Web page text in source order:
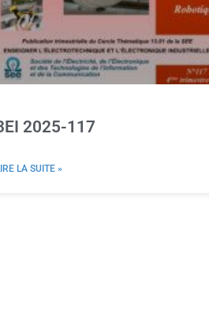
2025-117
LA SUITE »